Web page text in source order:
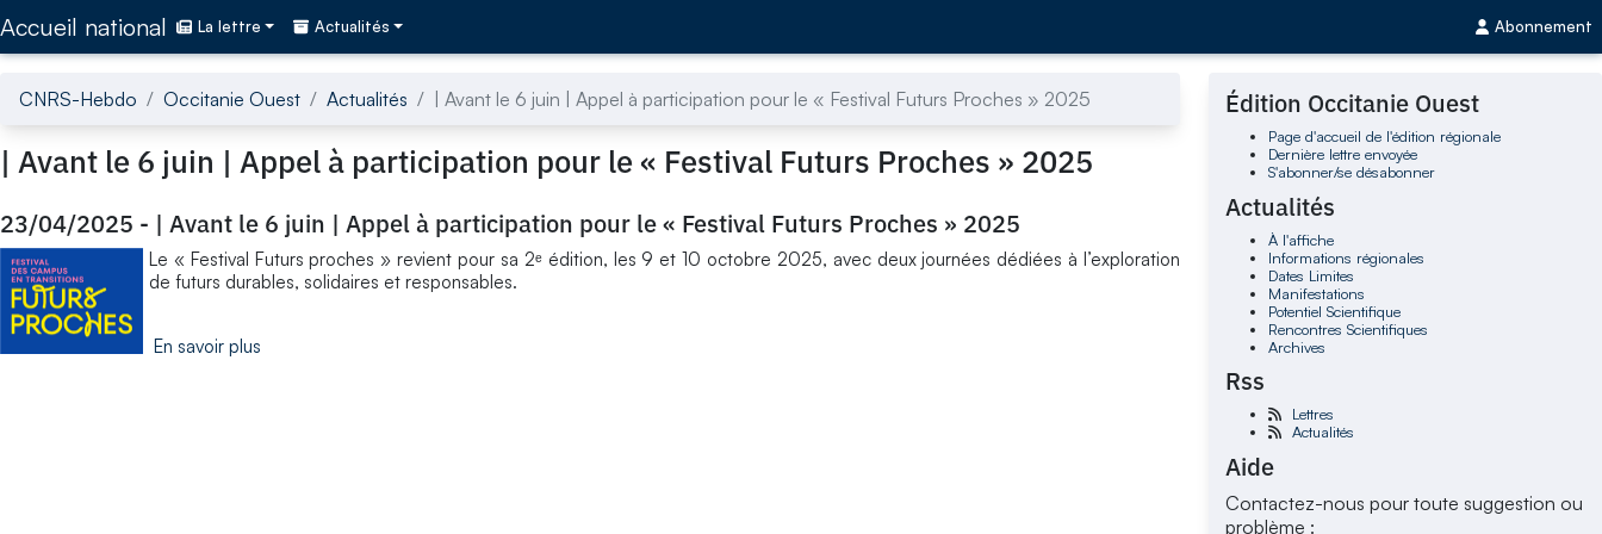
Accueil national La lettre Actualités Abonnement
CNRS-Hebdo Occitanie Ouest Actualités | Avant le 6 juin | Appel à participation pour le « Festival Futurs Proches » 2025
| Avant le 6 juin | Appel à participation pour le « Festival Futurs Proches » 2025
23/04/2025 - | Avant le 6 juin | Appel à participation pour le « Festival Futurs Proches » 2025
Le « Festival Futurs proches » revient pour sa 2ᵉ édition, les 9 et 10 octobre 2025, avec deux journées dédiées à l’exploration
de futurs durables, solidaires et responsables.
En savoir plus
Édition Occitanie Ouest
Page d'accueil de l'édition régionale
Dernière lettre envoyée
S'abonner/se désabonner
Actualités
À l'affiche
Informations régionales
Dates Limites
Manifestations
Potentiel Scientifique
Rencontres Scientifiques
Archives
Rss
Lettres
Actualités
Aide
Contactez-nous pour toute suggestion ou
problème :